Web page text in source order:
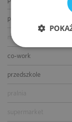
parking dla rowerów
myjnia samochodowa
co-work
przedszkole
supermarket